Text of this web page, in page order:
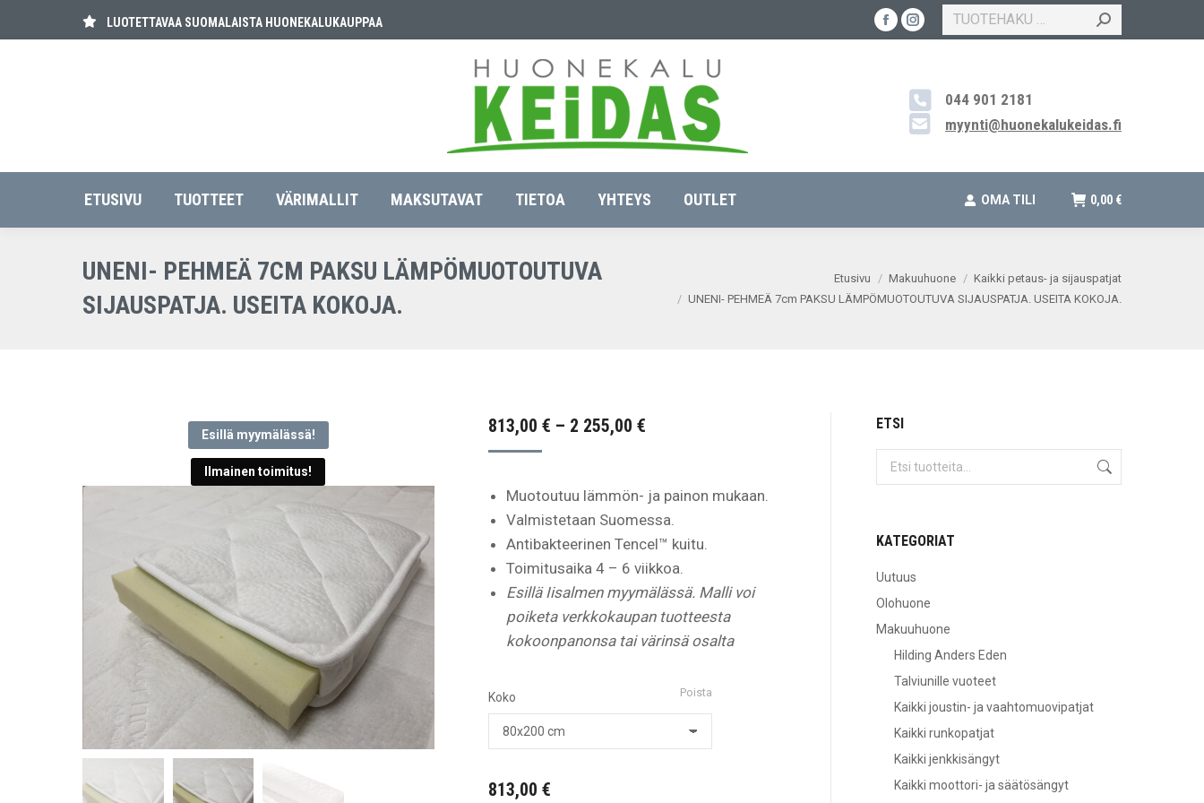
LUOTETTAVAA SUOMALAISTA HUONEKALUKAUPPAA
Facebook
new
Instagram
in
new
SEARCH:
044 901 2181
myynti@huonekalukeidas.fi
ETUSIVU TUOTTEET VÄRIMALLIT MAKSUTAVAT TIETOA YHTEYS OUTLET OMA TILI 0,00 €
UNENI- PEHMEÄ 7CM PAKSU LÄMPÖMUOTOUTUVA
SIJAUSPATJA. USEITA KOKOJA.
Etusivu Makuuhuone
Kaikki petaus- ja sijauspatjat
UNENI- PEHMEÄ 7cm PAKSU LÄMPÖMUOTOUTUVA SIJAUSPATJA. USEITA KOKOJA.
Esillä myymälässä!
Ilmainen toimitus!
813,00 € – 2 255,00 €Hintaluokka:
2
255,00 €
Muotoutuu lämmön- ja painon mukaan.
Valmistetaan Suomessa.
Antibakteerinen Tencel™ kuitu.
Toimitusaika 4 – 6 viikkoa.
Esillä Iisalmen myymälässä. Malli voi
poiketa verkkokaupan tuotteesta
kokoonpanonsa tai värinsä osalta
Koko Poista
813,00 €
ETSI
KATEGORIAT
Uutuus
Olohuone
Makuuhuone
Hilding Anders Eden
Talviunille vuoteet
Kaikki joustin- ja vaahtomuovipatjat
Kaikki runkopatjat
Kaikki jenkkisängyt
Kaikki moottori- ja säätösängyt
OUTLET OMA TILI 0,00€